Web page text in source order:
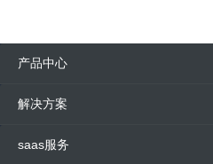
产品中心
解决方案
saas服务